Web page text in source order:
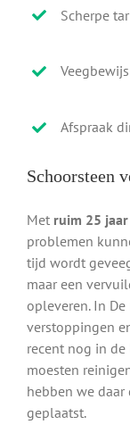
Scherpe
Afspraak
Schoorsteen
Met ruim 25
problemen
tijd wordt
maar een
opleveren. In
verstoppingen
recent nog in
moesten
hebben we
geplaatst.